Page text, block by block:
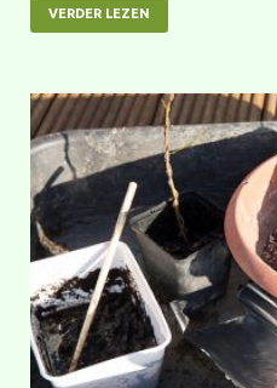
VERDER LEZEN